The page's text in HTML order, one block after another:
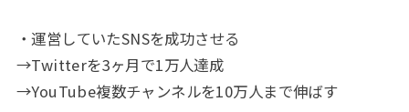
・運営していたSNSを成功させる
→Twitterを3ヶ月で1万人達成
→YouTube複数チャンネルを10万人まで伸ばす